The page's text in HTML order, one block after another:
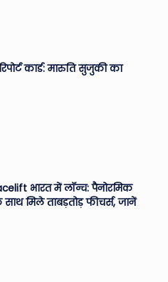
कार्ड: मारुति सुजुकी का
भारत में लॉन्च: पैनोरमिक
मिले ताबड़तोड़ फीचर्स, जानें